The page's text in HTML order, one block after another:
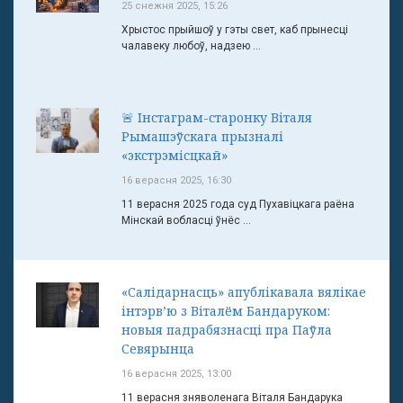
25 снежня 2025, 15:26
Хрыстос прыйшоў у гэты свет, каб прынесці
чалавеку любоў, надзею ...
🚨 Інстаграм-старонку Віталя
Рымашэўскага прызналі
«экстрэмісцкай»
16 верасня 2025, 16:30
11 верасня 2025 года суд Пухавіцкага раёна
Мінскай вобласці ўнёс ...
«Салідарнасць» апублікавала вялікае
інтэрв’ю з Віталём Бандаруком:
новыя падрабязнасці пра Паўла
Севярынца
16 верасня 2025, 13:00
11 верасня зняволенага Віталя Бандарука